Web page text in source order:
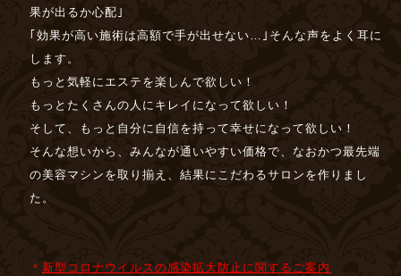
果が出るか心配｣
｢効果が高い施術は高額で手が出せない…｣そんな声をよく耳に
します。
もっと気軽にエステを楽しんで欲しい！
もっとたくさんの人にキレイになって欲しい！
そして、もっと自分に自信を持って幸せになって欲しい！
そんな想いから、みんなが通いやすい価格で、なおかつ最先端
の美容マシンを取り揃え、結果にこだわるサロンを作りまし
た。
＊ 新型コロナウイルスの感染拡大防止に関するご案内